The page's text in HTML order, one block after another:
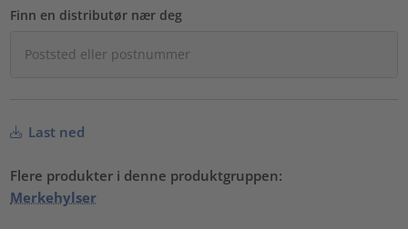
Finn en distributør nær deg
Last ned
Flere produkter i denne produktgruppen:
Merkehylser